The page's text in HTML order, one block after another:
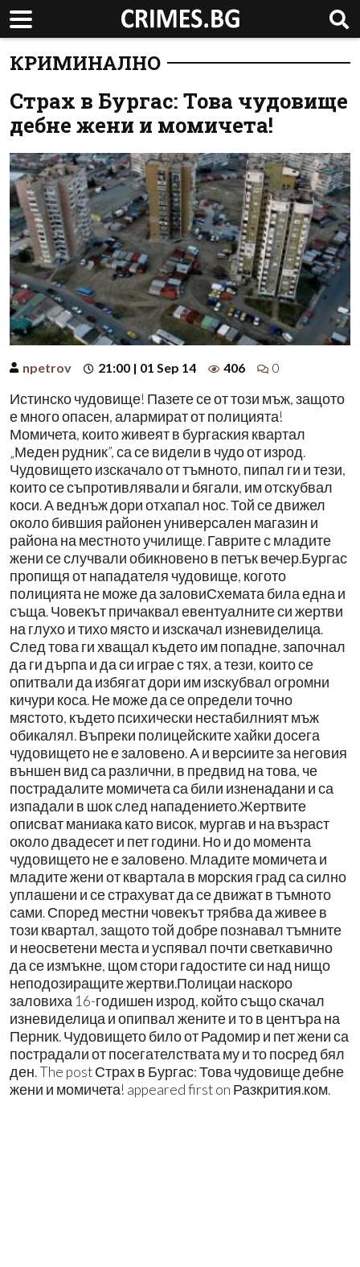
КРИМИНАЛНО
Страх в Бургас: Това чудовище
дебне жени и момичета!
npetrov 21:00 | 01 Sep 14 406 0
Истинско чудовище! Пазете се от този мъж, защото
е много опасен, алармират от полицията!
Момичета, които живеят в бургаския квартал
„Меден рудник”, са се видели в чудо от изрод.
Чудовището изскачало от тъмното, пипал ги и тези,
които се съпротивлявали и бягали, им отскубвал
коси. А веднъж дори отхапал нос. Той се движел
около бившия районен универсален магазин и
района на местното училище. Гаврите с младите
жени се случвали обикновено в петък вечер.Бургас
пропищя от нападателя чудовище, когото
полицията не може да заловиСхемата била една и
съща. Човекът причаквал евентуалните си жертви
на глухо и тихо място и изскачал изневиделица.
След това ги хващал където им попадне, започнал
да ги дърпа и да си играе с тях, а тези, които се
опитвали да избягат дори им изскубвал огромни
кичури коса. Не може да се определи точно
мястото, където психически нестабилният мъж
обикалял. Въпреки полицейските хайки досега
чудовището не е заловено. А и версиите за неговия
външен вид са различни, в предвид на това, че
пострадалите момичета са били изненадани и са
изпадали в шок след нападението.Жертвите
описват маниака като висок, мургав и на възраст
около двадесет и пет години. Но и до момента
чудовището не е заловено. Младите момичета и
младите жени от квартала в морския град са силно
уплашени и се страхуват да се движат в тъмното
сами. Според местни човекът трябва да живее в
този квартал, защото той добре познавал тъмните
и неосветени места и успявал почти светкавично
да се измъкне, щом стори гадостите си над нищо
неподозиращите жертви.Полицаи наскоро
заловиха 16-годишен изрод, който също скачал
изневиделица и опипвал жените и то в центъра на
Перник. Чудовището било от Радомир и пет жени са
пострадали от посегателствата му и то посред бял
ден. The post Страх в Бургас: Това чудовище дебне
жени и момичета! appeared first on Разкрития.ком.